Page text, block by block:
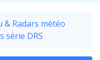
& Radars météo
série DRS